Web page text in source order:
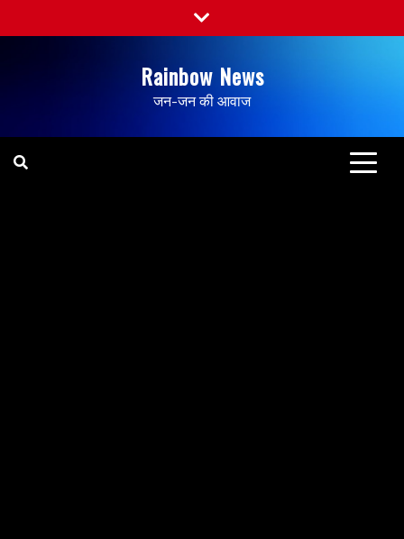
Rainbow News
जन-जन की आवाज